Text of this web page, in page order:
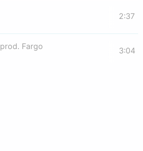
2:37
prod. Fargo
3:04